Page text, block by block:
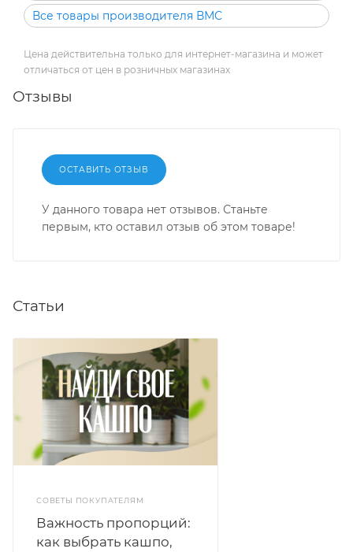
Все товары производителя ВМС
Цена действительна только для интернет-магазина и может
отличаться от цен в розничных магазинах
Отзывы
ОСТАВИТЬ ОТЗЫВ
У данного товара нет отзывов. Станьте
первым, кто оставил отзыв об этом товаре!
Статьи
СОВЕТЫ ПОКУПАТЕЛЯМ
Важность пропорций:
как выбрать кашпо,